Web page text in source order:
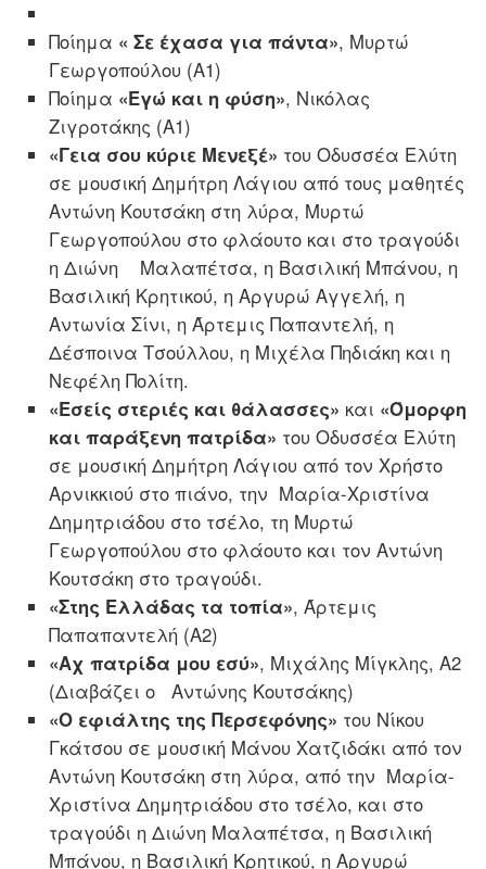
Ποίημα « Σε έχασα για πάντα», Μυρτώ
Γεωργοπούλου (Α1)
Ποίημα «Εγώ και η φύση», Νικόλας
Ζιγροτάκης (Α1)
«Γεια σου κύριε Μενεξέ» του Οδυσσέα Ελύτη
σε μουσική Δημήτρη Λάγιου από τους μαθητές
Αντώνη Κουτσάκη στη λύρα, Μυρτώ
Γεωργοπούλου στο φλάουτο και στο τραγούδι
η Διώνη Μαλαπέτσα, η Βασιλική Μπάνου, η
Βασιλική Κρητικού, η Αργυρώ Αγγελή, η
Αντωνία Σίνι, η Άρτεμις Παπαντελή, η
Δέσποινα Τσούλλου, η Μιχέλα Πηδιάκη και η
Νεφέλη Πολίτη.
«Εσείς στεριές και θάλασσες» και «Όμορφη
και παράξενη πατρίδα» του Οδυσσέα Ελύτη
σε μουσική Δημήτρη Λάγιου από τον Χρήστο
Αρνικκιού στο πιάνο, την Μαρία-Χριστίνα
Δημητριάδου στο τσέλο, τη Μυρτώ
Γεωργοπούλου στο φλάουτο και τον Αντώνη
Κουτσάκη στο τραγούδι.
«Στης Ελλάδας τα τοπία», Άρτεμις
Παπαπαντελή (Α2)
«Αχ πατρίδα μου εσύ», Μιχάλης Μίγκλης, Α2
(Διαβάζει ο Αντώνης Κουτσάκης)
«Ο εφιάλτης της Περσεφόνης» του Νίκου
Γκάτσου σε μουσική Μάνου Χατζιδάκι από τον
Αντώνη Κουτσάκη στη λύρα, από την Μαρία-
Χριστίνα Δημητριάδου στο τσέλο, και στο
τραγούδι η Διώνη Μαλαπέτσα, η Βασιλική
Μπάνου, η Βασιλική Κρητικού, η Αργυρώ